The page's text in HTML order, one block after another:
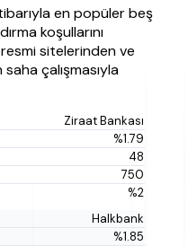
en popüler beş
koşullarını
resmi sitelerinden ve
çalışmasıyla
Ziraat Bankası
%1.79
48
750
%2
Halkbank
%1.85